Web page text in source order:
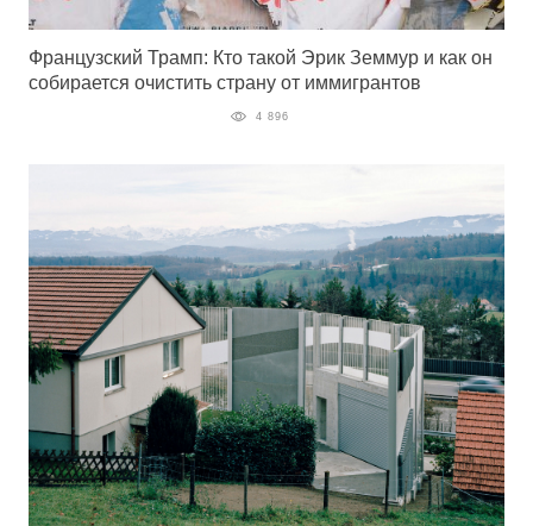
Французский Трамп: Кто такой Эрик Земмур и как он
собирается очистить страну от иммигрантов
4 896